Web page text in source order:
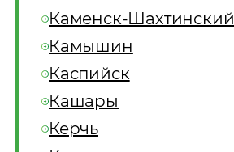
Каменск-Шахтинский
Камышин
Каспийск
Кашары
Керчь